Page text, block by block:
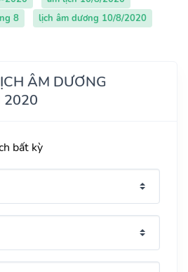
8
lịch âm dương 10/8/2020
ÂM DƯƠNG
2020
bất kỳ